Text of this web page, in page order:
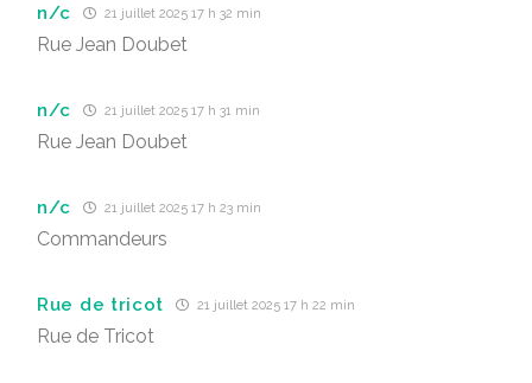
n/c 21 juillet 2025 17 h 32 min
Rue Jean Doubet
n/c 21 juillet 2025 17 h 31 min
Rue Jean Doubet
n/c 21 juillet 2025 17 h 23 min
Commandeurs
Rue de tricot 21 juillet 2025 17 h 22 min
Rue de Tricot